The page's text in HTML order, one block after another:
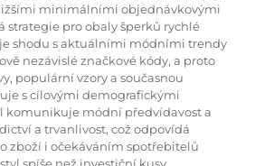
minimálními objednávkovými
strategie pro obaly šperků rychlé
shodu s aktuálními módními trendy
nezávislé značkové kódy, a proto
populární vzory a současnou
s cílovými demografickými
komunikuje módní předvídavost a
a trvanlivost, což odpovídá
zboží i očekáváním spotřebitelů